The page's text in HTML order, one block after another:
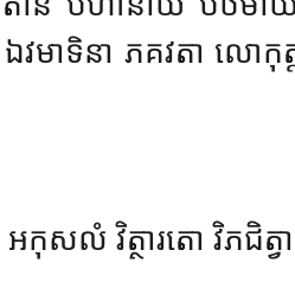
ឯវមាទិនា ភគវតា លោ
កុសលំ វិត្ថារតោ វិភជិត្